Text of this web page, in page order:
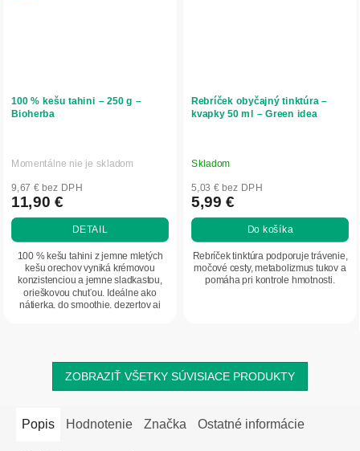
100 % kešu tahini – 250 g –
Bioherba
Momentálne nie je skladom
9,67 € bez DPH
11,90 €
DETAIL
100 % kešu tahini z jemne mletých
kešu orechov vyniká krémovou
konzistenciou a jemne sladkastou,
orieškovou chuťou. Ideálne ako
nátierka, do smoothie, dezertov aj
Rebríček obyčajný tinktúra –
kvapky 50 ml – Green idea
Skladom
5,03 € bez DPH
5,99 €
Do košíka
Rebríček tinktúra podporuje trávenie,
močové cesty, metabolizmus tukov a
pomáha pri kontrole hmotnosti.
ZOBRAZIŤ VŠETKY SÚVISIACE PRODUKTY
Popis Hodnotenie Značka Ostatné informácie